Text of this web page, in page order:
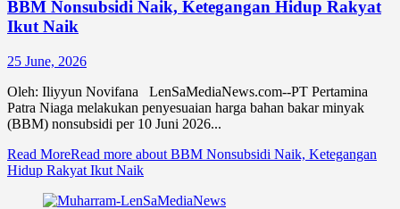
BBM Nonsubsidi Naik, Ketegangan Hidup Rakyat
Ikut Naik
25 June, 2026
Oleh: Iliyyun Novifana LenSaMediaNews.com--PT Pertamina
Patra Niaga melakukan penyesuaian harga bahan bakar minyak
(BBM) nonsubsidi per 10 Juni 2026...
Read MoreRead more about BBM Nonsubsidi Naik, Ketegangan
Hidup Rakyat Ikut Naik